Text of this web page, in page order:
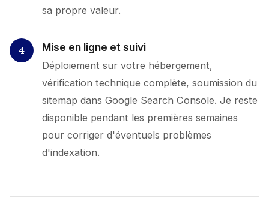
sa propre valeur.
Mise en ligne et suivi
Déploiement sur votre hébergement,
vérification technique complète, soumission du
sitemap dans Google Search Console. Je reste
disponible pendant les premières semaines
pour corriger d'éventuels problèmes
d'indexation.